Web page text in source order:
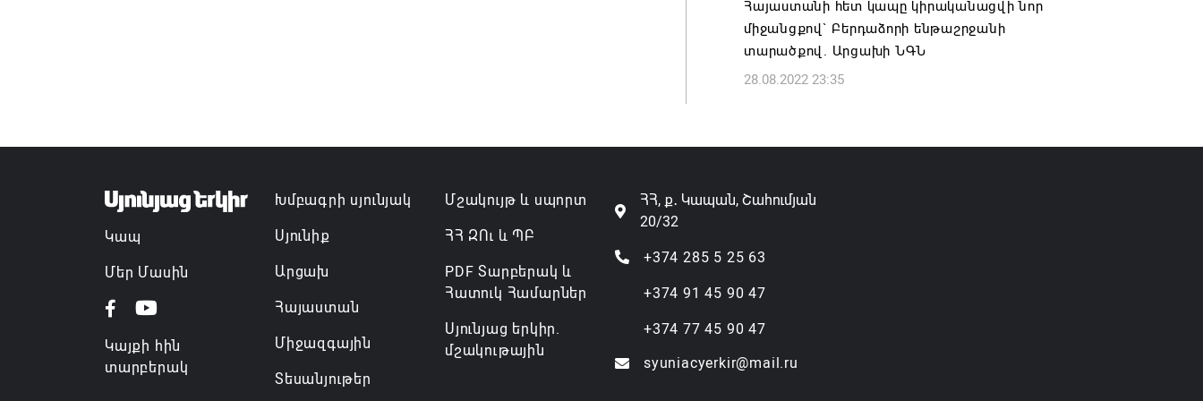
07.08.2026 16:09
Հայաստանի հետ կապը կիրականացվի նոր
միջանցքով` Բերդաձորի ենթաշրջանի
տարածքով. Արցախի ՆԳՆ
28.08.2022 23:35
Կապ
Մեր Մասին
Կայքի հին
տարբերակ
Խմբագրի սյունյակ
Սյունիք
Արցախ
Հայաստան
Միջազգային
Տեսանյութեր
Մշակույթ և սպորտ
ՀՀ ԶՈւ և ՊԲ
PDF Տարբերակ և
Հատուկ Համարներ
Սյունյաց երկիր.
մշակութային
ՀՀ, ք․ Կապան, Շահումյան
20/32
+374 285 5 25 63
+374 91 45 90 47
+374 77 45 90 47
syuniacyerkir@mail.ru